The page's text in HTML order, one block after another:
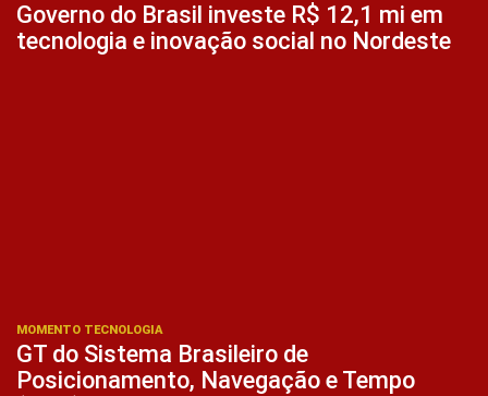
Governo do Brasil investe R$ 12,1 mi em
tecnologia e inovação social no Nordeste
MOMENTO TECNOLOGIA
GT do Sistema Brasileiro de
Posicionamento, Navegação e Tempo